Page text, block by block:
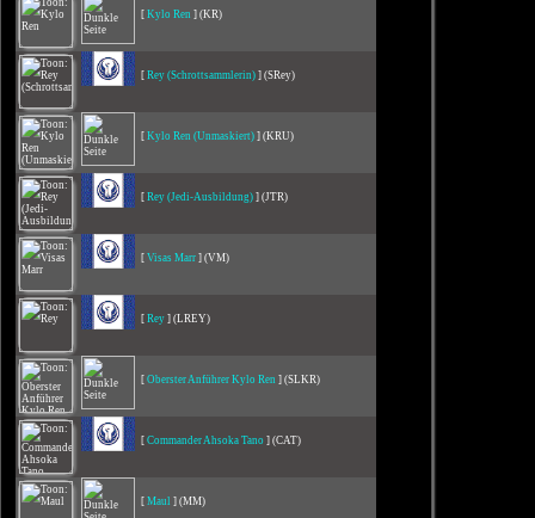
[ Kylo Ren ] (KR)
[ Rey (Schrottsammlerin) ] (SRey)
[ Kylo Ren (Unmaskiert) ] (KRU)
[ Rey (Jedi-Ausbildung) ] (JTR)
[ Visas Marr ] (VM)
[ Rey ] (LREY)
[ Oberster Anführer Kylo Ren ] (SLKR)
[ Commander Ahsoka Tano ] (CAT)
[ Maul ] (MM)